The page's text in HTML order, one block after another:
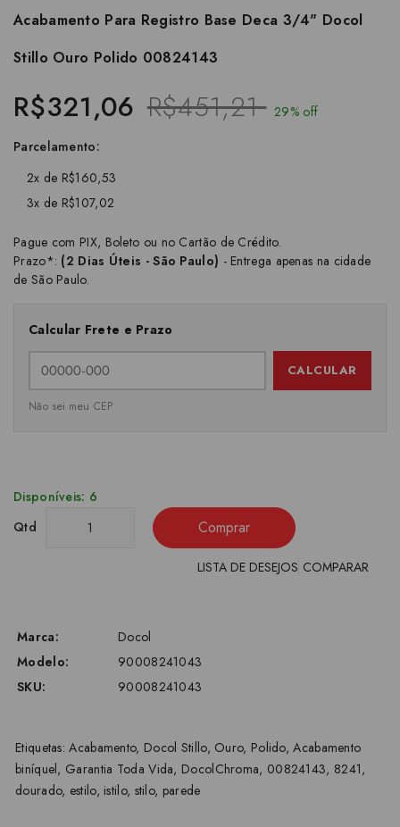
Acabamento Para Registro Base Deca 3/4" Docol
Stillo Ouro Polido 00824143
R$321,06 R$451,21 29% off
Parcelamento:
2x de R$160,53
3x de R$107,02
Pague com PIX, Boleto ou no Cartão de Crédito.
Prazo*: (2 Dias Úteis - São Paulo) - Entrega apenas na cidade
de São Paulo.
Calcular Frete e Prazo
CALCULAR
Não sei meu CEP
Disponíveis: 6
Qtd
Comprar
LISTA DE DESEJOS COMPARAR
Marca:
Docol
Modelo:
90008241043
SKU:
90008241043
Etiquetas:Acabamento, Docol Stillo, Ouro, Polido,Acabamento
biníquel, Garantia Toda Vida, DocolChroma, 00824143, 8241,
dourado, estilo, istilo, stilo, parede